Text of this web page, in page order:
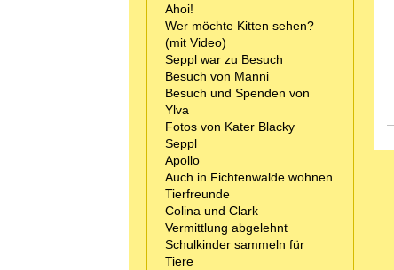
Ahoi!
Wer möchte Kitten sehen?
(mit Video)
Seppl war zu Besuch
Besuch von Manni
Besuch und Spenden von
Ylva
Fotos von Kater Blacky
Seppl
Apollo
Auch in Fichtenwalde wohnen
Tierfreunde
Colina und Clark
Vermittlung abgelehnt
Schulkinder sammeln für
Tiere